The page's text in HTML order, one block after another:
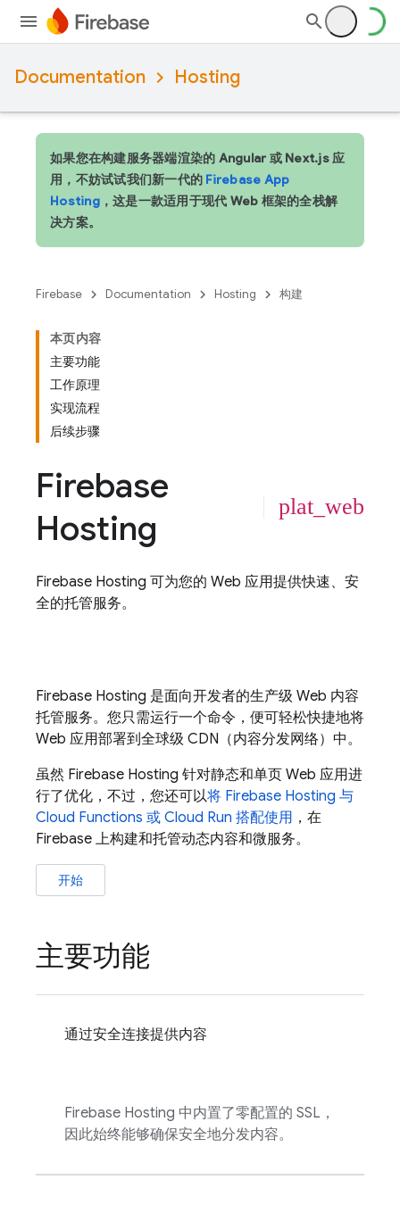
Documentation Hosting
如果您在构建服务器端渲染的 Angular 或 Next.js 应
用，不妨试试我们新一代的 Firebase App
Hosting，这是一款适用于现代 Web 框架的全栈解
决方案。
Firebase Documentation Hosting 构建
本页内容
主要功能
工作原理
实现流程
后续步骤
Firebase
Hosting
plat_web
Firebase Hosting 可为您的 Web 应用提供快速、安
全的托管服务。
Firebase Hosting 是面向开发者的生产级 Web 内容
托管服务。您只需运行一个命令，便可轻松快捷地将
Web 应用部署到全球级 CDN（内容分发网络）中。
虽然 Firebase Hosting 针对静态和单页 Web 应用进
行了优化，不过，您还可以将 Firebase Hosting 与
Cloud Functions 或 Cloud Run 搭配使用 ，在
Firebase 上构建和托管动态内容和微服务。
开始
主要功能
通过安全连接提供内容
Firebase Hosting 中内置了零配置的 SSL，
因此始终能够确保安全地分发内容。